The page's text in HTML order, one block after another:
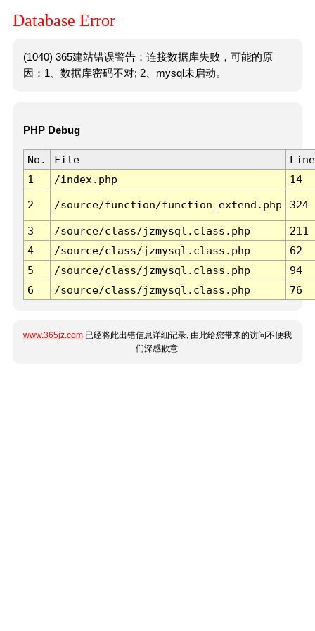
Database Error
(1040) 365建站错误警告：连接数据库失败，可能的原
因：1、数据库密码不对; 2、mysql未启动。
PHP Debug
No. File
Line
1
/index.php 14
2 /source/function/function_extend.php 324
3 /source/class/jzmysql.class.php
211
4
/source/class/jzmysql.class.php
62
5
/source/class/jzmysql.class.php
94
6
/source/class/jzmysql.class.php 76
www.365jz.com 已经将此出错信息详细记录, 由此给您带来的访问不便我
们深感歉意.